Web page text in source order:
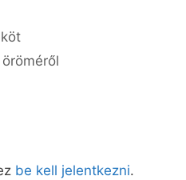
be kell jelentkezni.